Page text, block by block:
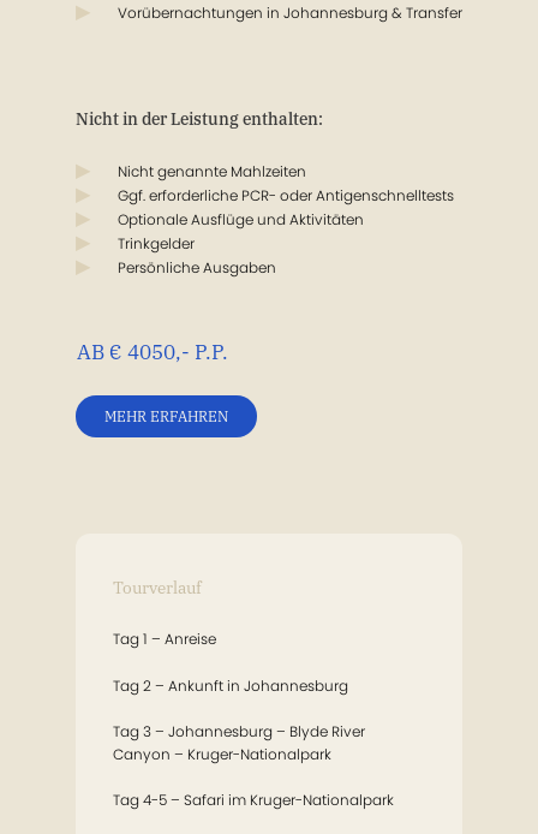
Vorübernachtungen in Johannesburg & Transfer
Nicht in der Leistung enthalten:
Nicht genannte Mahlzeiten
Ggf. erforderliche PCR- oder Antigenschnelltests
Optionale Ausflüge und Aktivitäten
Trinkgelder
Persönliche Ausgaben
AB € 4050,- P.P.
MEHR ERFAHREN
Tourverlauf
Tag 1 – Anreise
Tag 2 – Ankunft in Johannesburg
Tag 3 – Johannesburg – Blyde River
Canyon – Kruger-Nationalpark
Tag 4-5 – Safari im Kruger-Nationalpark